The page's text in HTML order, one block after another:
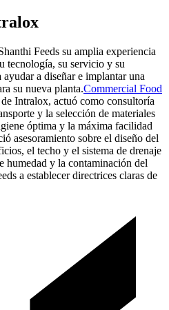
Feeds su amplia experiencia
tecnología, su servicio y su
a diseñar e implantar una
su nueva planta.Commercial Food
de Intralox, actuó como consultoría
y la selección de materiales
óptima y la máxima facilidad
asesoramiento sobre el diseño del
el techo y el sistema de drenaje
humedad y la contaminación del
a establecer directrices claras de